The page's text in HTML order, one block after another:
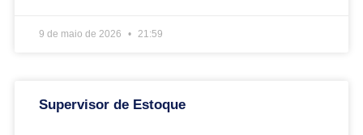
9 de maio de 2026 21:59
Supervisor de Estoque